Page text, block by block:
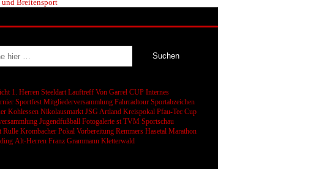
und Breitensport
1. Herren Steeldart Lauftreff Von Garrel CUP Internes
Sportfest Mitgliederversammlung Fahrradtour Sportabzeichen
Kohlessen Nikolausmarkt JSG Artland Kreispokal Pfau-Tec Cup
Jugendfußball Fotogalerie st TVM Sportschau
Rulle Krombacher Pokal Vorbereitung Remmers Hasetal Marathon
Alt-Herren Franz Grammann Kletterwald